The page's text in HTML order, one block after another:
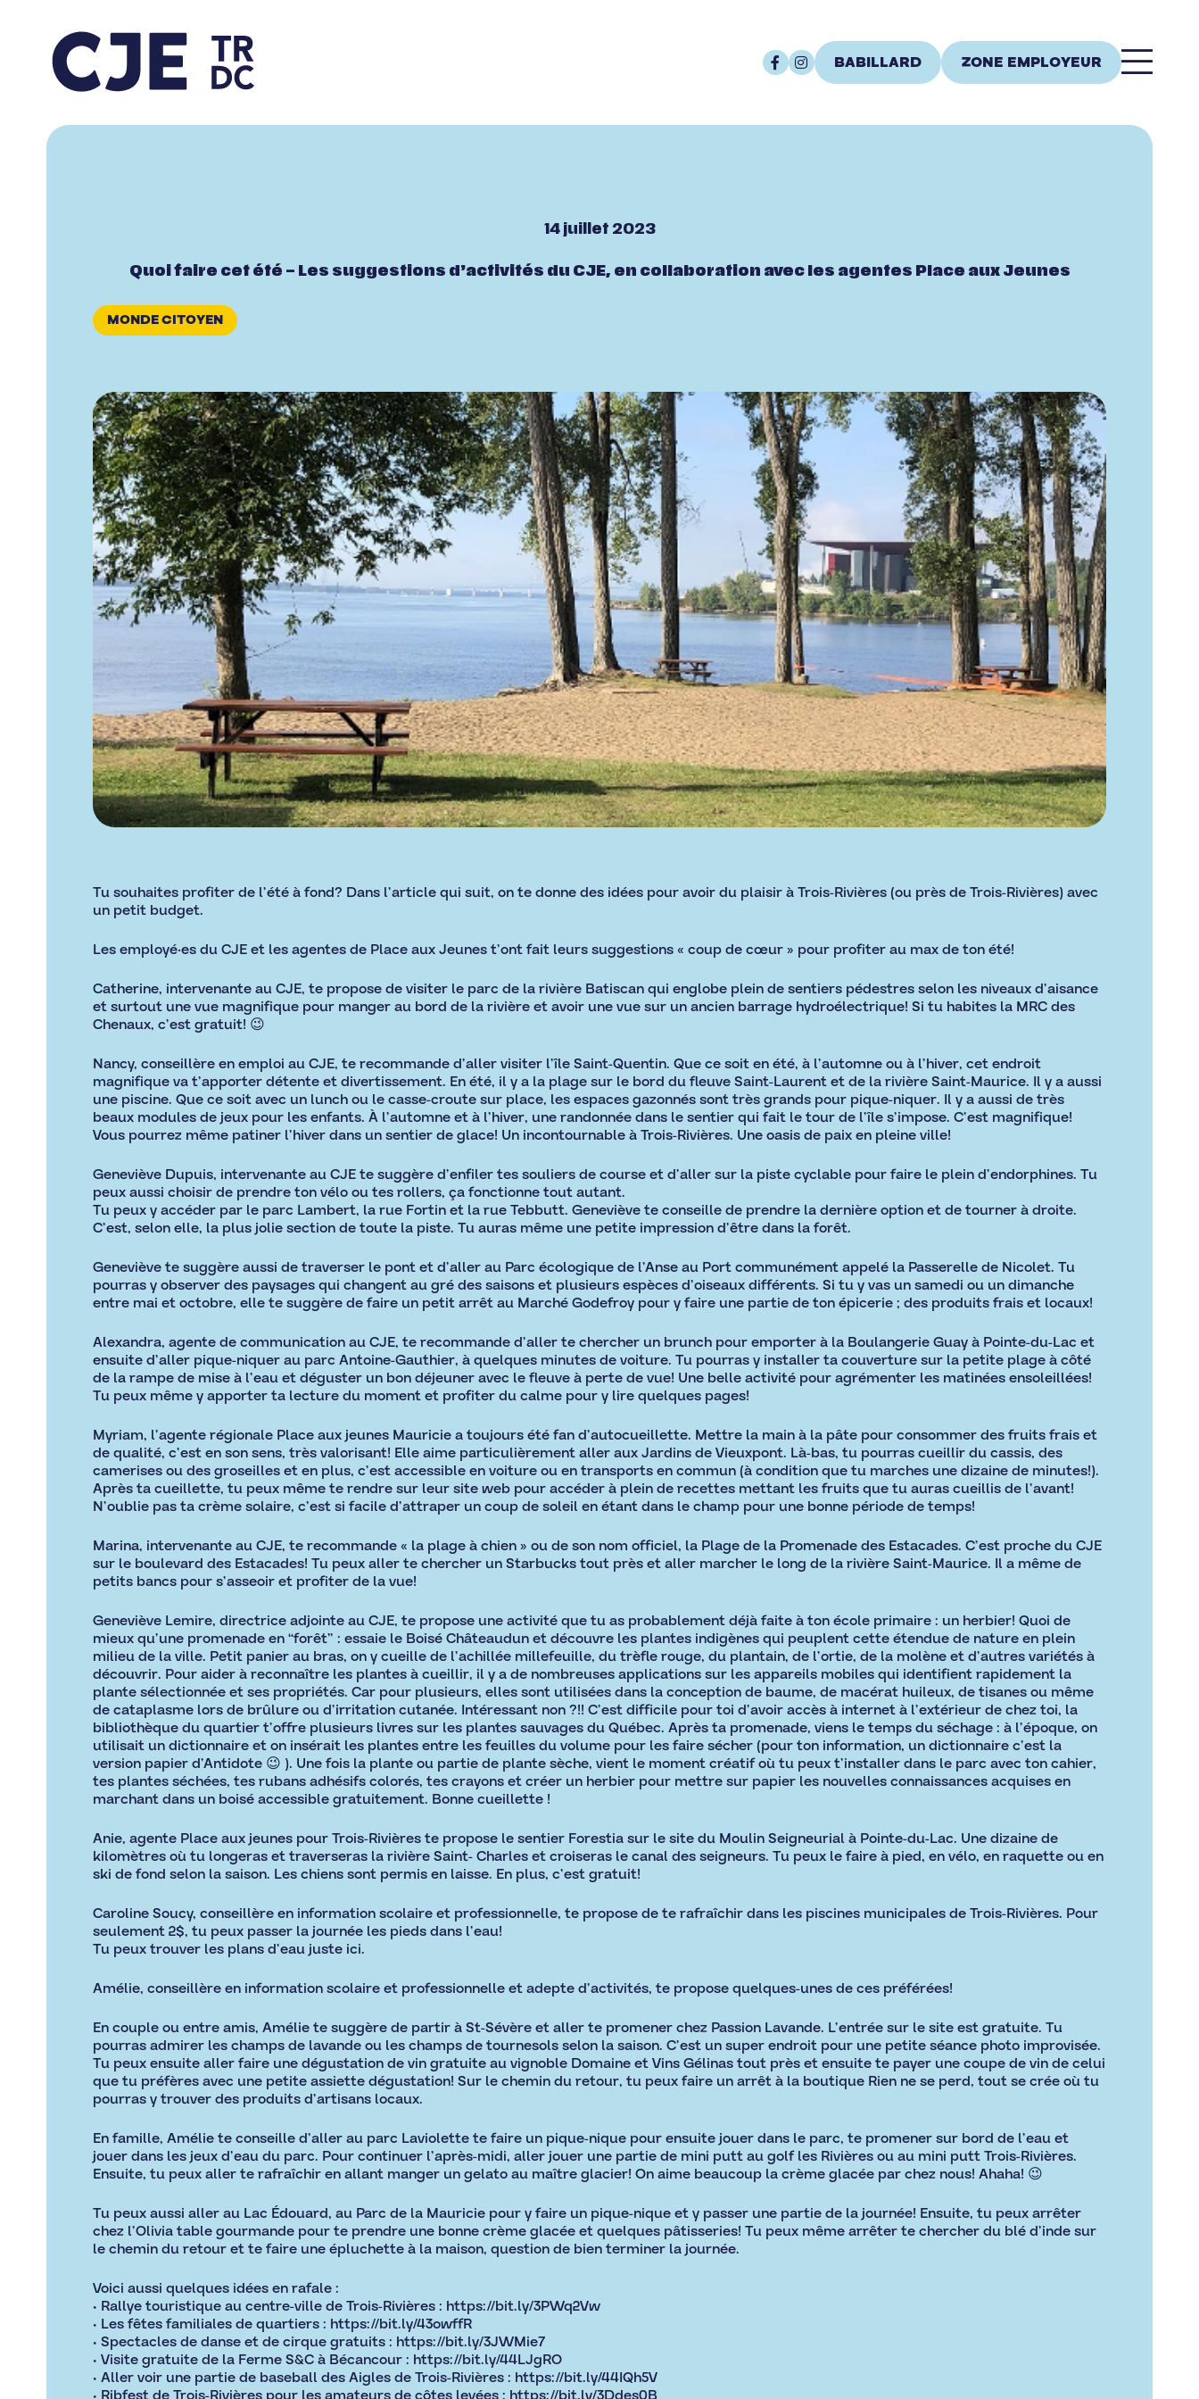
BABILLARD ZONE EMPLOYEUR
14 juillet 2023
Quoi faire cet été – Les suggestions d’activités du CJE, en collaboration avec les agentes Place aux Jeunes
MONDE CITOYEN
Tu souhaites profiter de l’été à fond? Dans l’article qui suit, on te donne des idées pour avoir du plaisir à Trois-Rivières (ou près de Trois-Rivières) avec
un petit budget.
Les employé·es du CJE et les agentes de Place aux Jeunes t’ont fait leurs suggestions « coup de cœur » pour profiter au max de ton été!
Catherine, intervenante au CJE, te propose de visiter le parc de la rivière Batiscan qui englobe plein de sentiers pédestres selon les niveaux d’aisance
et surtout une vue magnifique pour manger au bord de la rivière et avoir une vue sur un ancien barrage hydroélectrique! Si tu habites la MRC des
Chenaux, c’est gratuit! 😉
Nancy, conseillère en emploi au CJE, te recommande d’aller visiter l’île Saint-Quentin. Que ce soit en été, à l’automne ou à l’hiver, cet endroit
magnifique va t’apporter détente et divertissement. En été, il y a la plage sur le bord du fleuve Saint-Laurent et de la rivière Saint-Maurice. Il y a aussi
une piscine. Que ce soit avec un lunch ou le casse-croute sur place, les espaces gazonnés sont très grands pour pique-niquer. Il y a aussi de très
beaux modules de jeux pour les enfants. À l’automne et à l’hiver, une randonnée dans le sentier qui fait le tour de l’île s’impose. C’est magnifique!
Vous pourrez même patiner l’hiver dans un sentier de glace! Un incontournable à Trois-Rivières. Une oasis de paix en pleine ville!
Geneviève Dupuis, intervenante au CJE te suggère d’enfiler tes souliers de course et d’aller sur la piste cyclable pour faire le plein d’endorphines. Tu
peux aussi choisir de prendre ton vélo ou tes rollers, ça fonctionne tout autant.
Tu peux y accéder par le parc Lambert, la rue Fortin et la rue Tebbutt. Geneviève te conseille de prendre la dernière option et de tourner à droite.
C’est, selon elle, la plus jolie section de toute la piste. Tu auras même une petite impression d’être dans la forêt.
Geneviève te suggère aussi de traverser le pont et d’aller au Parc écologique de l’Anse au Port communément appelé la Passerelle de Nicolet. Tu
pourras y observer des paysages qui changent au gré des saisons et plusieurs espèces d’oiseaux différents. Si tu y vas un samedi ou un dimanche
entre mai et octobre, elle te suggère de faire un petit arrêt au Marché Godefroy pour y faire une partie de ton épicerie ; des produits frais et locaux!
Alexandra, agente de communication au CJE, te recommande d’aller te chercher un brunch pour emporter à la Boulangerie Guay à Pointe-du-Lac et
ensuite d’aller pique-niquer au parc Antoine-Gauthier, à quelques minutes de voiture. Tu pourras y installer ta couverture sur la petite plage à côté
de la rampe de mise à l’eau et déguster un bon déjeuner avec le fleuve à perte de vue! Une belle activité pour agrémenter les matinées ensoleillées!
Tu peux même y apporter ta lecture du moment et profiter du calme pour y lire quelques pages!
Myriam, l’agente régionale Place aux jeunes Mauricie a toujours été fan d’autocueillette. Mettre la main à la pâte pour consommer des fruits frais et
de qualité, c’est en son sens, très valorisant! Elle aime particulièrement aller aux Jardins de Vieuxpont. Là-bas, tu pourras cueillir du cassis, des
camerises ou des groseilles et en plus, c’est accessible en voiture ou en transports en commun (à condition que tu marches une dizaine de minutes!).
Après ta cueillette, tu peux même te rendre sur leur site web pour accéder à plein de recettes mettant les fruits que tu auras cueillis de l’avant!
N’oublie pas ta crème solaire, c’est si facile d’attraper un coup de soleil en étant dans le champ pour une bonne période de temps!
Marina, intervenante au CJE, te recommande « la plage à chien » ou de son nom officiel, la Plage de la Promenade des Estacades. C’est proche du CJE
sur le boulevard des Estacades! Tu peux aller te chercher un Starbucks tout près et aller marcher le long de la rivière Saint-Maurice. Il a même de
petits bancs pour s’asseoir et profiter de la vue!
Geneviève Lemire, directrice adjointe au CJE, te propose une activité que tu as probablement déjà faite à ton école primaire : un herbier! Quoi de
mieux qu’une promenade en “forêt” : essaie le Boisé Châteaudun et découvre les plantes indigènes qui peuplent cette étendue de nature en plein
milieu de la ville. Petit panier au bras, on y cueille de l’achillée millefeuille, du trèfle rouge, du plantain, de l’ortie, de la molène et d’autres variétés à
découvrir. Pour aider à reconnaître les plantes à cueillir, il y a de nombreuses applications sur les appareils mobiles qui identifient rapidement la
plante sélectionnée et ses propriétés. Car pour plusieurs, elles sont utilisées dans la conception de baume, de macérat huileux, de tisanes ou même
de cataplasme lors de brûlure ou d’irritation cutanée. Intéressant non ?!! C’est difficile pour toi d’avoir accès à internet à l’extérieur de chez toi, la
bibliothèque du quartier t’offre plusieurs livres sur les plantes sauvages du Québec. Après ta promenade, viens le temps du séchage : à l’époque, on
utilisait un dictionnaire et on insérait les plantes entre les feuilles du volume pour les faire sécher (pour ton information, un dictionnaire c’est la
version papier d’Antidote 😉 ). Une fois la plante ou partie de plante sèche, vient le moment créatif où tu peux t’installer dans le parc avec ton cahier,
tes plantes séchées, tes rubans adhésifs colorés, tes crayons et créer un herbier pour mettre sur papier les nouvelles connaissances acquises en
marchant dans un boisé accessible gratuitement. Bonne cueillette !
Anie, agente Place aux jeunes pour Trois-Rivières te propose le sentier Forestia sur le site du Moulin Seigneurial à Pointe-du-Lac. Une dizaine de
kilomètres où tu longeras et traverseras la rivière Saint- Charles et croiseras le canal des seigneurs. Tu peux le faire à pied, en vélo, en raquette ou en
ski de fond selon la saison. Les chiens sont permis en laisse. En plus, c’est gratuit!
Caroline Soucy, conseillère en information scolaire et professionnelle, te propose de te rafraîchir dans les piscines municipales de Trois-Rivières. Pour
seulement 2$, tu peux passer la journée les pieds dans l’eau!
Tu peux trouver les plans d’eau juste ici.
Amélie, conseillère en information scolaire et professionnelle et adepte d’activités, te propose quelques-unes de ces préférées!
En couple ou entre amis, Amélie te suggère de partir à St-Sévère et aller te promener chez Passion Lavande. L’entrée sur le site est gratuite. Tu
pourras admirer les champs de lavande ou les champs de tournesols selon la saison. C’est un super endroit pour une petite séance photo improvisée.
Tu peux ensuite aller faire une dégustation de vin gratuite au vignoble Domaine et Vins Gélinas tout près et ensuite te payer une coupe de vin de celui
que tu préfères avec une petite assiette dégustation! Sur le chemin du retour, tu peux faire un arrêt à la boutique Rien ne se perd, tout se crée où tu
pourras y trouver des produits d’artisans locaux.
En famille, Amélie te conseille d’aller au parc Laviolette te faire un pique-nique pour ensuite jouer dans le parc, te promener sur bord de l’eau et
jouer dans les jeux d’eau du parc. Pour continuer l’après-midi, aller jouer une partie de mini putt au golf les Rivières ou au mini putt Trois-Rivières.
Ensuite, tu peux aller te rafraîchir en allant manger un gelato au maître glacier! On aime beaucoup la crème glacée par chez nous! Ahaha! 😉
Tu peux aussi aller au Lac Édouard, au Parc de la Mauricie pour y faire un pique-nique et y passer une partie de la journée! Ensuite, tu peux arrêter
chez l’Olivia table gourmande pour te prendre une bonne crème glacée et quelques pâtisseries! Tu peux même arrêter te chercher du blé d’inde sur
le chemin du retour et te faire une épluchette à la maison, question de bien terminer la journée.
Voici aussi quelques idées en rafale :
• Rallye touristique au centre-ville de Trois-Rivières : https://bit.ly/3PWq2Vw
• Les fêtes familiales de quartiers : https://bit.ly/43owffR
• Spectacles de danse et de cirque gratuits : https://bit.ly/3JWMie7
• Visite gratuite de la Ferme S&C à Bécancour : https://bit.ly/44LJgRO
• Aller voir une partie de baseball des Aigles de Trois-Rivières : https://bit.ly/44IQh5V